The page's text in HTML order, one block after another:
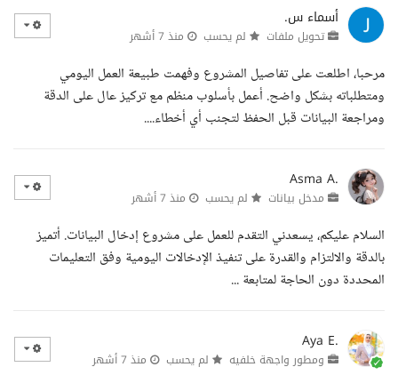
أسماء س.
تحويل ملفات لم يحسب منذ 7 أشهر
مرحبا، اطلعت على تفاصيل المشروع وفهمت طبيعة العمل اليومي
ومتطلباته بشكل واضح. أعمل بأسلوب منظم مع تركيز عال على الدقة
ومراجعة البيانات قبل الحفظ لتجنب أي أخطاء....
Asma A.
مدخل بيانات لم يحسب منذ 7 أشهر
السلام عليكم، يسعدني التقدم للعمل على مشروع إدخال البيانات. أتميز
بالدقة والالتزام والقدرة على تنفيذ الإدخالات اليومية وفق التعليمات
المحددة دون الحاجة لمتابعة ...
Aya E.
ومطور واجهة خلفيه لم يحسب منذ 7 أشهر